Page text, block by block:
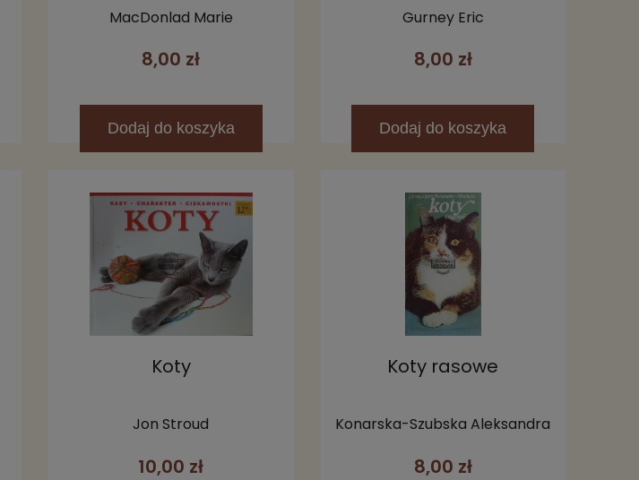
MacDonlad Marie
8,00 zł
Dodaj do koszyka
Gurney Eric
8,00 zł
Dodaj do koszyka
Koty
Jon Stroud
10,00 zł
Koty rasowe
Konarska-Szubska Aleksandra
8,00 zł